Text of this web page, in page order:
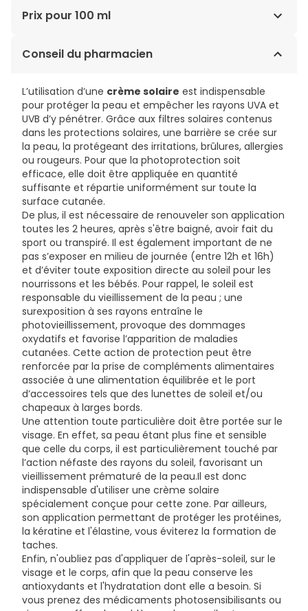
AVENE THERMAL SPRING WATER (AVENE AQUA). C12-15
DIISOPROPYL ADIPATE. ISODECYL NEOPENTANOATE.
DIETHYLHEXYL BUTAMIDO TRIAZONE. ALUMINUM STARCH
OCTENYLSUCCINATE. BUTYL
METHOXYDIBENZOYLMETHANE. POTASSIUM CETYL
PHOSPHATE. DECYL GLUCOSIDE. 1,2-HEXANEDIOL. C10-18
TRIGLYCERIDES. VP/EICOSENE COPOLYMER.
ACRYLATES/C10-30 ALKYL ACRYLATE CROSSPOLYMER.
BENZOIC ACID. BUTYLENE GLYCOL. CAPRYLIC/CAPRIC
TRIGLYCERIDE. DISODIUM EDTA. FRAGRANCE (PARFUM).
GLYCERYL BEHENATE. GLYCERYL DIBEHENATE. GLYCERYL
STEARATE. OXOTHIAZOLIDINE. PEG-100 STEARATE.
PROPYLENE GLYCOL. SODIUM BENZOATE. TOCOPHEROL.
TOCOPHERYL GLUCOSIDE. TRIBEHENIN. XANTHAN GUM.
Prix pour 100 ml
24,00€ / 100 ml
Conseil du pharmacien
L’utilisation d’une crème solaire est indispensable
pour protéger la peau et empêcher les rayons UVA et
UVB d’y pénétrer. Grâce aux filtres solaires contenus
dans les protections solaires, une barrière se crée sur
la peau, la protégeant des irritations, brûlures, allergies
ou rougeurs. Pour que la photoprotection soit
efficace, elle doit être appliquée en quantité
suffisante et répartie uniformément sur toute la
surface cutanée.
De plus, il est nécessaire de renouveler son application
toutes les 2 heures, après s'être baigné, avoir fait du
sport ou transpiré. Il est également important de ne
pas s’exposer en milieu de journée (entre 12h et 16h)
et d’éviter toute exposition directe au soleil pour les
nourrissons et les bébés. Pour rappel, le soleil est
responsable du vieillissement de la peau ; une
surexposition à ses rayons entraîne le
photovieillissement, provoque des dommages
oxydatifs et favorise l’apparition de maladies
cutanées. Cette action de protection peut être
renforcée par la prise de compléments alimentaires
associée à une alimentation équilibrée et le port
d’accessoires tels que des lunettes de soleil et/ou
chapeaux à larges bords.
Une attention toute particulière doit être portée sur le
visage. En effet, sa peau étant plus fine et sensible
que celle du corps, il est particulièrement touché par
l’action néfaste des rayons du soleil, favorisant un
vieillissement prématuré de la peau.Il est donc
indispensable d'utiliser une crème solaire
spécialement conçue pour cette zone. Par ailleurs,
son application permettant de protéger les protéines,
la kératine et l'élastine, vous éviterez la formation de
taches.
Enfin, n'oubliez pas d'appliquer de l'après-soleil, sur le
visage et le corps, afin que la peau conserve les
antioxydants et l'hydratation dont elle a besoin. Si
vous prenez des médicaments photosensibilisants ou